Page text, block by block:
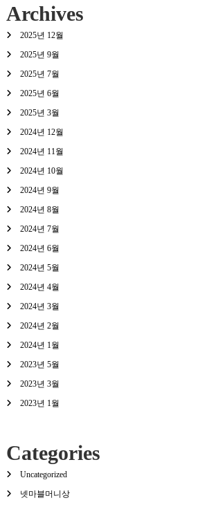
Archives
2025년 12월
2025년 9월
2025년 7월
2025년 6월
2025년 3월
2024년 12월
2024년 11월
2024년 10월
2024년 9월
2024년 8월
2024년 7월
2024년 6월
2024년 5월
2024년 4월
2024년 3월
2024년 2월
2024년 1월
2023년 5월
2023년 3월
2023년 1월
Categories
Uncategorized
넷마블머니상